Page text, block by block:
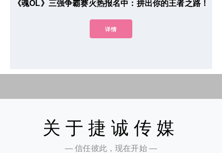
《魂OL》三强争霸赛火热报名中：拼出你的王者之路！
详情
关于捷诚传媒
— 信任彼此，现在开始 —